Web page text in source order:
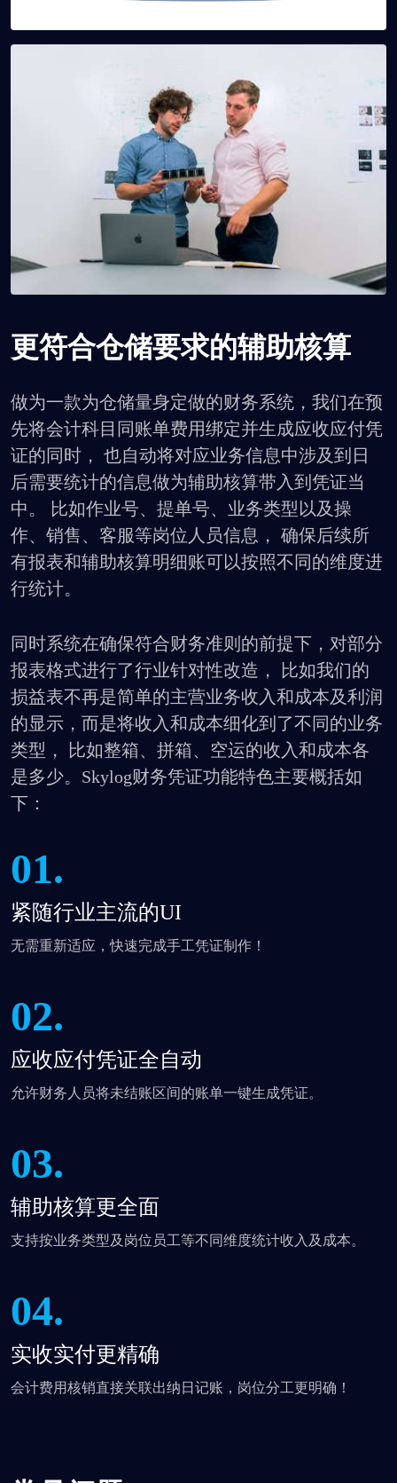
更符合仓储要求的辅助核算
做为一款为仓储量身定做的财务系统，我们在预
先将会计科目同账单费用绑定并生成应收应付凭
证的同时， 也自动将对应业务信息中涉及到日
后需要统计的信息做为辅助核算带入到凭证当
中。 比如作业号、提单号、业务类型以及操
作、销售、客服等岗位人员信息， 确保后续所
有报表和辅助核算明细账可以按照不同的维度进
行统计。
同时系统在确保符合财务准则的前提下，对部分
报表格式进行了行业针对性改造， 比如我们的
损益表不再是简单的主营业务收入和成本及利润
的显示，而是将收入和成本细化到了不同的业务
类型， 比如整箱、拼箱、空运的收入和成本各
是多少。Skylog财务凭证功能特色主要概括如
下：
01.
紧随行业主流的UI
无需重新适应，快速完成手工凭证制作！
02.
应收应付凭证全自动
允许财务人员将未结账区间的账单一键生成凭证。
03.
辅助核算更全面
支持按业务类型及岗位员工等不同维度统计收入及成本。
04.
实收实付更精确
会计费用核销直接关联出纳日记账，岗位分工更明确！